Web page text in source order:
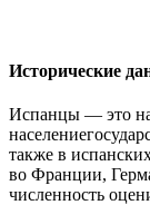
Исторические
Испанцы — это
также в
во Франции,
численность